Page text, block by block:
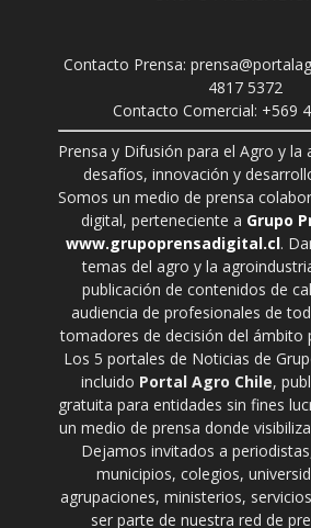
Contacto Prensa:
4817 5372
Contacto Comercial: +569
Prensa y Difusión para el Agro y la
desafíos, innovación y
Somos un medio de prensa
digital, perteneciente a Grupo
www.grupoprensadigital.cl.
temas del agro y la
publicación de contenidos de
audiencia de profesionales de
tomadores de decisión del ámbito
Los 5 portales de Noticias de
incluido Portal Agro Chile,
gratuita para entidades sin fines
un medio de prensa donde
Dejamos invitados a
municipios, colegios,
agrupaciones, ministerios,
ser parte de nuestra red de